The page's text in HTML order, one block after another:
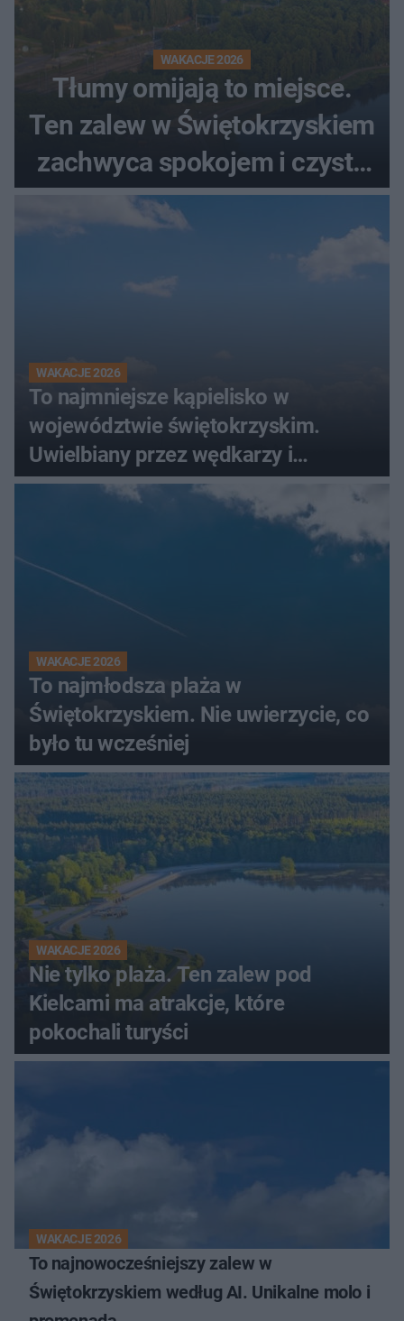
WAKACJE 2026
Tłumy omijają to miejsce.
Ten zalew w Świętokrzyskiem
zachwyca spokojem i czystą
wodą
WAKACJE 2026
To najmniejsze kąpielisko w
województwie świętokrzyskim.
Uwielbiany przez wędkarzy i
turystów
WAKACJE 2026
To najmłodsza plaża w
Świętokrzyskiem. Nie uwierzycie, co
było tu wcześniej
WAKACJE 2026
Nie tylko plaża. Ten zalew pod
Kielcami ma atrakcje, które
pokochali turyści
WAKACJE 2026
To najnowocześniejszy zalew w
Świętokrzyskiem według AI. Unikalne molo i